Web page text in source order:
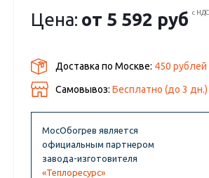
Цена: от 5 592 руб с
Доставка по Москве: 450 рублей
Самовывоз:Бесплатно (до3 дн.)
МосОбогрев является
официальным партнером
завода-изготовителя
«Теплоресурс»